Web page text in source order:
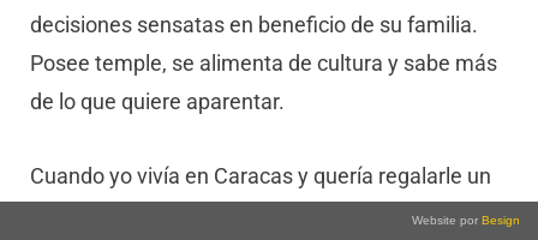
decisiones sensatas en beneficio de su familia.
Posee temple, se alimenta de cultura y sabe más
de lo que quiere aparentar.
Cuando yo vivía en Caracas y quería regalarle un
ramo de flores a mi madre, que seguía en Puerto
Website por Besign